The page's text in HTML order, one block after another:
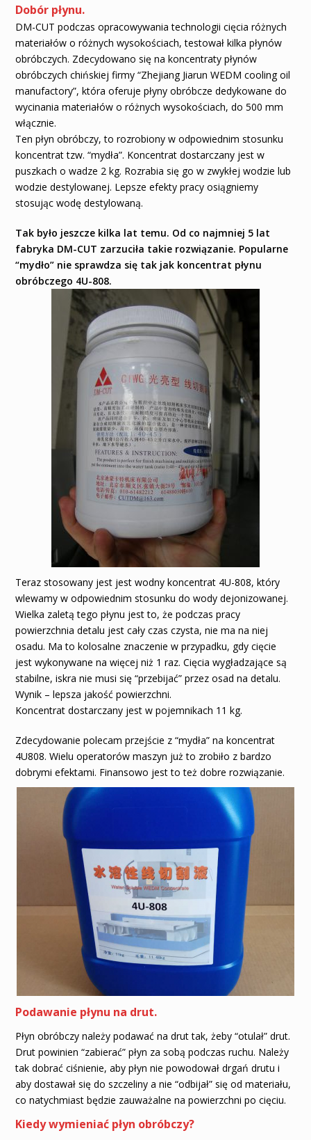
Dobór płynu.
DM-CUT podczas opracowywania technologii cięcia różnych
materiałów o różnych wysokościach, testował kilka płynów
obróbczych. Zdecydowano się na koncentraty płynów
obróbczych chińskiej firmy “Zhejiang Jiarun WEDM cooling oil
manufactory”, która oferuje płyny obróbcze dedykowane do
wycinania materiałów o różnych wysokościach, do 500 mm
włącznie.
Ten płyn obróbczy, to rozrobiony w odpowiednim stosunku
koncentrat tzw. “mydła”. Koncentrat dostarczany jest w
puszkach o wadze 2 kg. Rozrabia się go w zwykłej wodzie lub
wodzie destylowanej. Lepsze efekty pracy osiągniemy
stosując wodę destylowaną.
Tak było jeszcze kilka lat temu. Od co najmniej 5 lat
fabryka DM-CUT zarzuciła takie rozwiązanie. Popularne
“mydło” nie sprawdza się tak jak koncentrat płynu
obróbczego 4U-808.
Teraz stosowany jest jest wodny koncentrat 4U-808, który
wlewamy w odpowiednim stosunku do wody dejonizowanej.
Wielka zaletą tego płynu jest to, że podczas pracy
powierzchnia detalu jest cały czas czysta, nie ma na niej
osadu. Ma to kolosalne znaczenie w przypadku, gdy cięcie
jest wykonywane na więcej niż 1 raz. Cięcia wygładzające są
stabilne, iskra nie musi się “przebijać” przez osad na detalu.
Wynik – lepsza jakość powierzchni.
Koncentrat dostarczany jest w pojemnikach 11 kg.
Zdecydowanie polecam przejście z “mydła” na koncentrat
4U808. Wielu operatorów maszyn już to zrobiło z bardzo
dobrymi efektami. Finansowo jest to też dobre rozwiązanie.
Podawanie płynu na drut.
Płyn obróbczy należy podawać na drut tak, żeby “otulał” drut.
Drut powinien “zabierać” płyn za sobą podczas ruchu. Należy
tak dobrać ciśnienie, aby płyn nie powodował drgań drutu i
aby dostawał się do szczeliny a nie “odbijał” się od materiału,
co natychmiast będzie zauważalne na powierzchni po cięciu.
Kiedy wymieniać płyn obróbczy?